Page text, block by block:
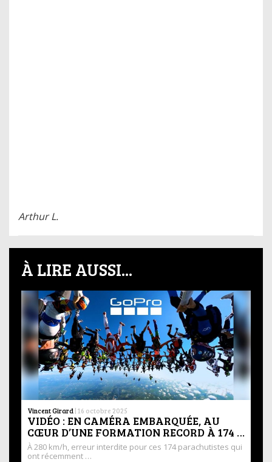
Arthur L.
À LIRE AUSSI...
Vincent Girard | 16 octobre 2025
VIDÉO : EN CAMÉRA EMBARQUÉE, AU
CŒUR D’UNE FORMATION RECORD À 174 …
À 280 km/h, erreur interdite pour ces 174 parachutistes qui
ont récemment …